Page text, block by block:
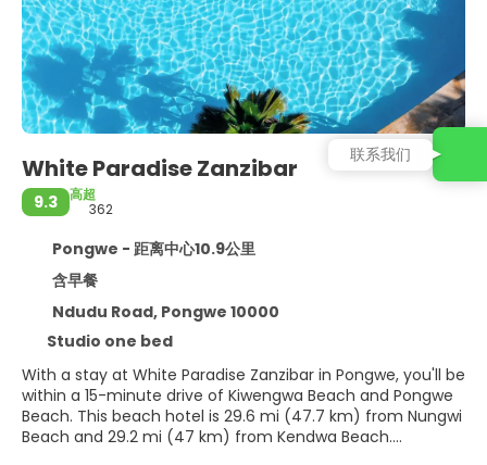
White Paradise Zanzibar
9.3
高超
362
Pongwe - 距离中心10.9公里
含早餐
Ndudu Road, Pongwe 10000
Studio one bed
With a stay at White Paradise Zanzibar in Pongwe, you'll be
within a 15-minute drive of Kiwengwa Beach and Pongwe
Beach. This beach hotel is 29.6 mi (47.7 km) from Nungwi
Beach and 29.2 mi (47 km) from Kendwa Beach.
联系我们